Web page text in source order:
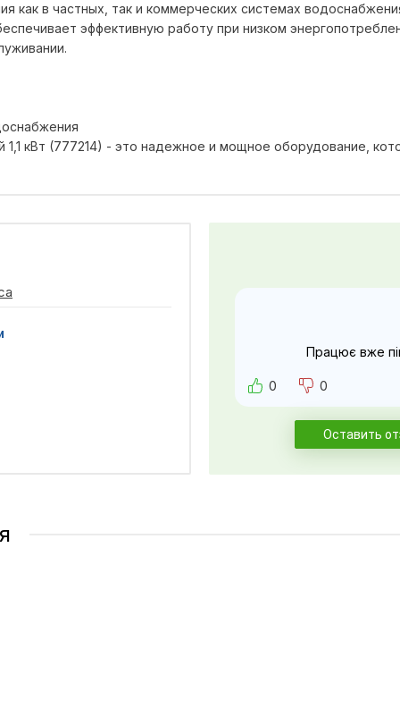
как в частных, так и коммерческих системах
эффективную работу при низком
кВт (777214) - это надежное и мощное оборудование,
Працює вже
0 0
Оставить